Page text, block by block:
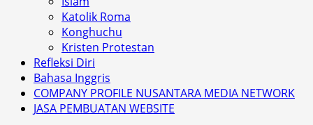
Katolik Roma
Konghuchu
Kristen Protestan
Refleksi Diri
Bahasa Inggris
COMPANY PROFILE NUSANTARA MEDIA NETWORK
JASA PEMBUATAN WEBSITE